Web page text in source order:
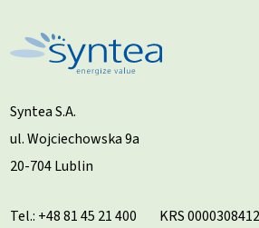
Syntea S.A.
ul. Wojciechowska 9a
20-704 Lublin
Tel.: +48 81 45 21 400
KRS 0000308412